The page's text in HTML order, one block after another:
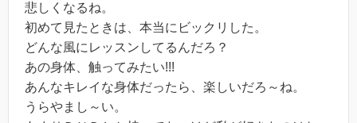
悲しくなるね。
初めて見たときは、本当にビックリした。
どんな風にレッスンしてるんだろ？
あの身体、触ってみたい!!!
あんなキレイな身体だったら、楽しいだろ～ね。
うらやまし～い。